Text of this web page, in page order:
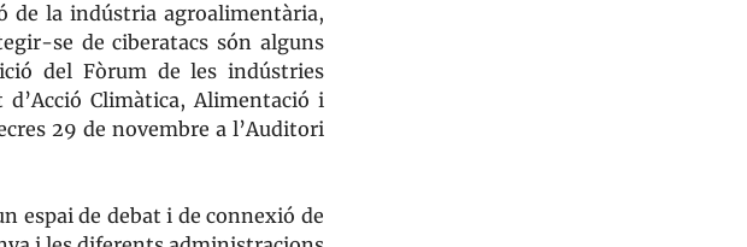
de la indústria agroalimentària,
se de ciberatacs són alguns
del Fòrum de les indústries
Climàtica, Alimentació i
29 de novembre a l’Auditori
espai de debat i de connexió de